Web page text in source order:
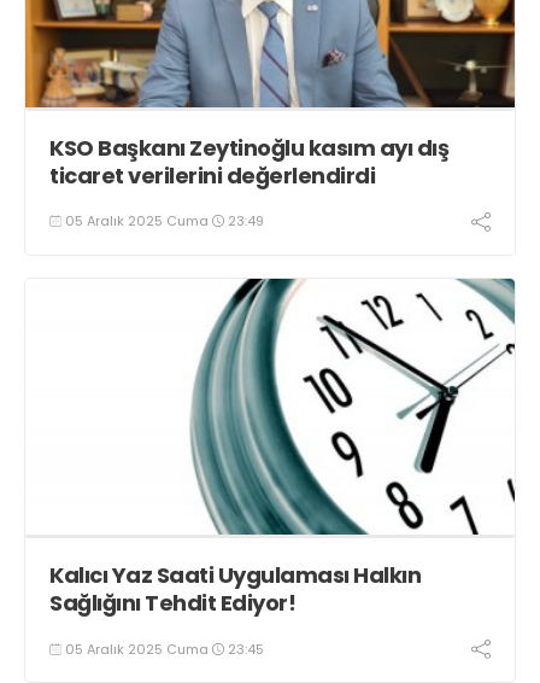
KSO Başkanı Zeytinoğlu kasım ayı dış
ticaret verilerini değerlendirdi
05 Aralık 2025 Cuma 23:49
Kalıcı Yaz Saati Uygulaması Halkın
Sağlığını Tehdit Ediyor!
05 Aralık 2025 Cuma 23:45